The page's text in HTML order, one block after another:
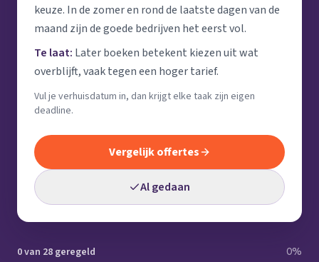
keuze. In de zomer en rond de laatste dagen van de
maand zijn de goede bedrijven het eerst vol.
Te laat: Later boeken betekent kiezen uit wat
overblijft, vaak tegen een hoger tarief.
Vul je verhuisdatum in, dan krijgt elke taak zijn eigen
deadline.
Vergelijk offertes
Al gedaan
0 van 28 geregeld 0%